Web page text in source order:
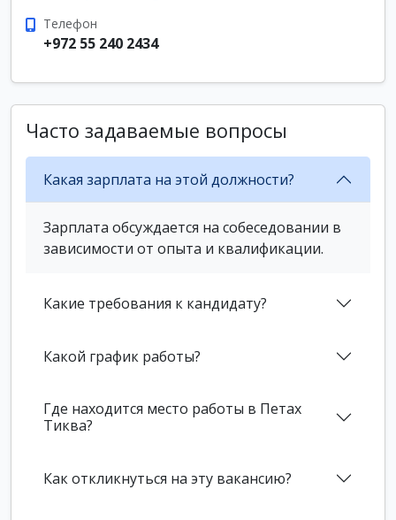
Телефон
+972 55 240 2434
Часто задаваемые вопросы
Какая зарплата на этой должности?
Зарплата обсуждается на собеседовании в
зависимости от опыта и квалификации.
Какие требования к кандидату?
Какой график работы?
Где находится место работы в Петах
Тиква?
Как откликнуться на эту вакансию?